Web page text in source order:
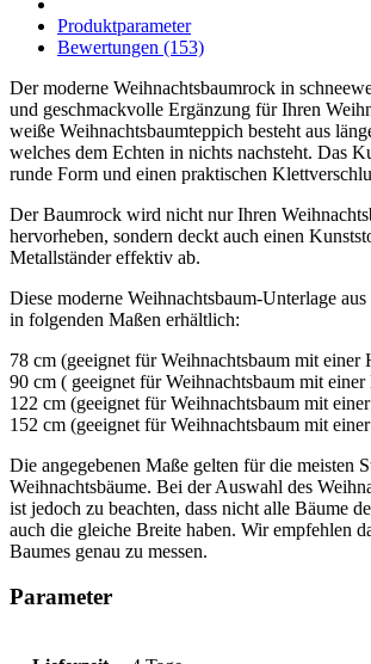
Produktparameter
Bewertungen (153)
Der moderne Weihnachtsbaumrock in
und geschmackvolle Ergänzung für Ihren
weiße Weihnachtsbaumteppich besteht aus
welches dem Echten in nichts nachsteht. Das
runde Form und einen praktischen
Der Baumrock wird nicht nur Ihren
hervorheben, sondern deckt auch einen
Metallständer effektiv ab.
Diese moderne Weihnachtsbaum-Unterlage
in folgenden Maßen erhältlich:
78 cm (geeignet für Weihnachtsbaum mit einer
90 cm ( geeignet für Weihnachtsbaum mit
122 cm (geeignet für Weihnachtsbaum mit
152 cm (geeignet für Weihnachtsbaum mit
Die angegebenen Maße gelten für die meisten
Weihnachtsbäume. Bei der Auswahl des
ist jedoch zu beachten, dass nicht alle Bäume
auch die gleiche Breite haben. Wir empfehlen
Baumes genau zu messen.
Parameter